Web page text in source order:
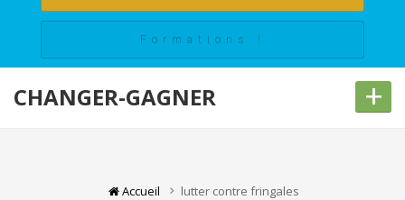
Formations !
CHANGER-GAGNER +
Accueil lutter contre fringales